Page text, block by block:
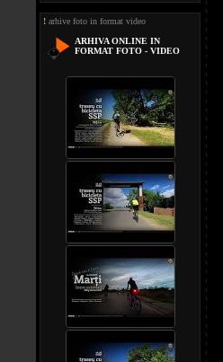
! arhive foto in format video
ARHIVA ONLINE IN
FORMAT FOTO - VIDEO